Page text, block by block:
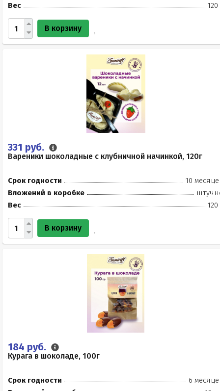
Вес
120
В корзину
331 руб.
Вареники шоколадные с клубничной начинкой, 120г
Срок годности
10
Вложений в коробке
Вес
120
В корзину
184 руб.
Курага в шоколаде, 100г
Срок годности
6